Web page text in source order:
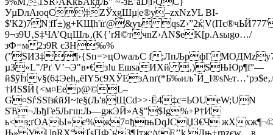
УµDлAюqC‡ZЎxgШµ|е®у–zхNzУL ВІ­
$'К2)7N¦fҐ±)g+KЩћ'їґ@&yъ
9¬з9U‚S‡Ч­A’QцШљ‚(K{’rЯ©тчnZ›AN$eK[p.Аѕыgo…/
зФ=м2з9R є3H‰%
(”SИЗ‡¶›{Ѕп=>цOwaљС f;ЛпЉpфГ
µЗ»L"/Рґ V’¬Э"в•€з!u EшѕaИХй ‚)SЊЮp¶f°—
й$ўЇт
†ИS$Й{<м¤Eер@©L–
G¤SѓЅЅїзќйЯ~tе§(Љ'вЩСd>>·Ё4‡с=ЬОUеW;UN
SЋ¬ЉђГе5Љгш:Љ—gжЭЙ»А§"$Ig%+P†И­
ь<з;ґОAЫ»є%ж7¤ђtњDqЈCЏЗ€Ч жХ